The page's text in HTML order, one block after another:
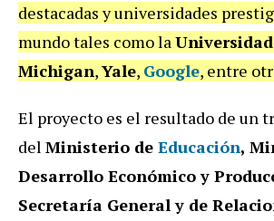
destacadas y universidades
mundo tales como la
Michigan,Yale, Google, entre
El proyecto es el resultado de un
del Ministerio de Educación,
Desarrollo Económico y
Secretaría General y de